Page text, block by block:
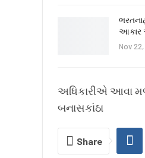
આકાર
Nov
અધિકારીએ આવા
બનાસકાંઠા
Share